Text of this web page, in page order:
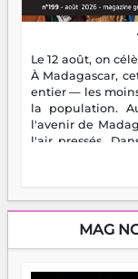
Le 12 août, on
À Madagascar,
entier — les
la population.
l'avenir de
l'air pressés.
plus nombreux
sans filet,
encore
Prix RFI
jeunes qui
MAG